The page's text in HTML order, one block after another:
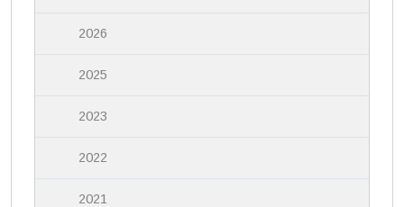
2026
2025
2023
2022
2021